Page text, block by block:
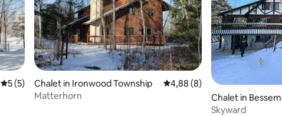
Gemiddelde beoordeling van 5 op 5, 5 recensies
5 (5)
Chalet in Ironwood Township Gemiddelde beoordeling
4,88 (8)
Matterhorn
Chalet in
Skyward